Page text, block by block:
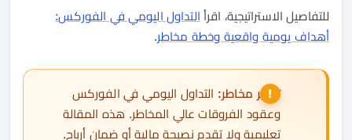
للتفاصيل الاستراتيجية، اقرأ التداول اليومي في الفوركس:
أهداف يومية واقعية وخطة مخاطر.
تحذير مخاطر: التداول اليومي في الفوركس
وعقود الفروقات عالي المخاطر. هذه المقالة
تعليمية ولا تقدم نصيحة مالية أو ضمان أرباح.